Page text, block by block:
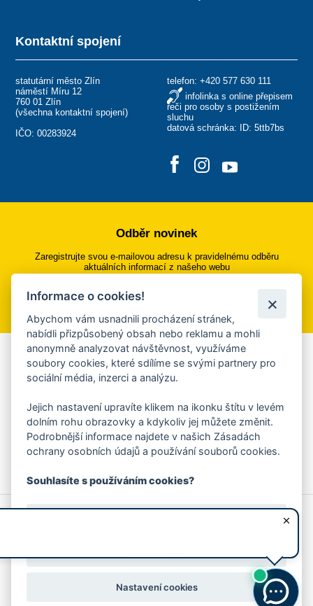
Kontaktní spojení
statutární město Zlín
náměstí Míru 12
760 01 Zlín
(všechna kontaktní spojení)
IČO: 00283924
telefon: +420 577 630 111
infolinka s online přepisem
řeči pro osoby s postižením
sluchu
datová schránka: ID: 5ttb7bs
Odběr novinek
Zaregistrujte svou e-mailovou adresu k pravidelnému odběru
aktuálních informací z našeho webu
Přihlásit se k odběru
Aplikace Mobilní rozhlas
Chcete dostávat do svého mobilu či mailu upozornění na
ankety, pozvánky na kulturní a sportovní akce?
Více informací o aplikaci
© 2026 Magistrát města Zlína
Prohlášení o používání cookies
Informace o cookies!
Abychom vám usnadnili procházení stránek,
nabídli přizpůsobený obsah nebo reklamu a mohli
anonymně analyzovat návštěvnost, využíváme
soubory cookies, které sdílíme se svými partnery pro
sociální média, inzerci a analýzu.
Jejich nastavení upravíte klikem na ikonku štítu v levém
dolním rohu obrazovky a kdykoliv jej můžete změnit.
Podrobnější informace najdete v našich Zásadách
ochrany osobních údajů a používání souborů cookies.
Souhlasíte s používáním cookies?
Nastavení cookies